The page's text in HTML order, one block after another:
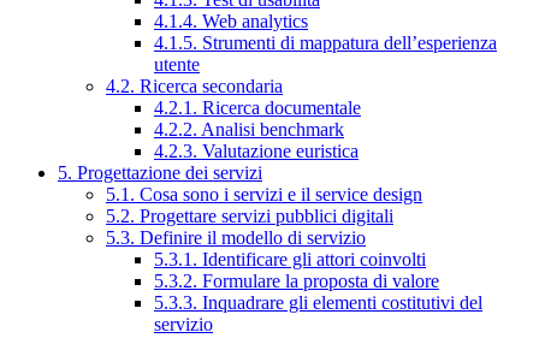
4.1.4. Web analytics
4.1.5. Strumenti di mappatura dell’esperienza
utente
4.2. Ricerca secondaria
4.2.1. Ricerca documentale
4.2.2. Analisi benchmark
4.2.3. Valutazione euristica
5. Progettazione dei servizi
5.1. Cosa sono i servizi e il service design
5.2. Progettare servizi pubblici digitali
5.3. Definire il modello di servizio
5.3.1. Identificare gli attori coinvolti
5.3.2. Formulare la proposta di valore
5.3.3. Inquadrare gli elementi costitutivi del
servizio